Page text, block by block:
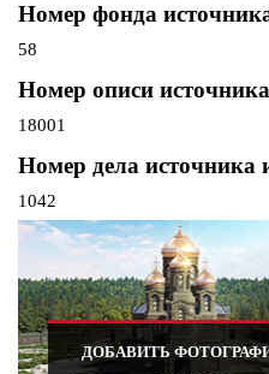
Номер фонда
58
Номер описи
18001
Номер дела источника
1042
ДОБАВИТЬ